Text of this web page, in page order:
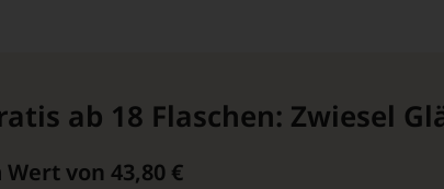
ab 18 Flaschen: Zwiesel
Wert von 43,80 €